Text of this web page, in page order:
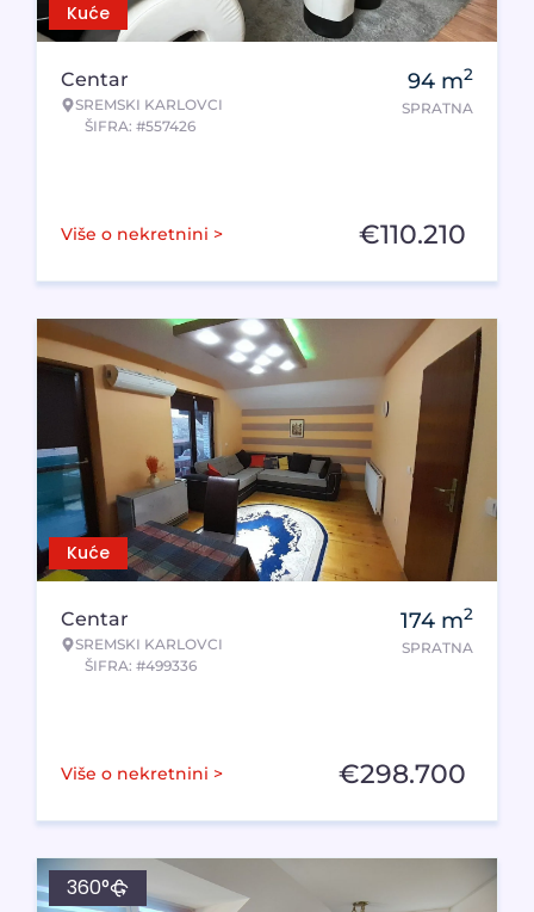
Kuće
Centar
SREMSKI KARLOVCI
ŠIFRA: #557426
94 m2
SPRATNA
Više o nekretnini > €110.210
Kuće
Centar
SREMSKI KARLOVCI
ŠIFRA: #499336
174 m2
SPRATNA
Više o nekretnini > €298.700
360°